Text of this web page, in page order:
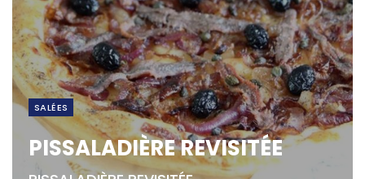
SALÉES
PISSALADIÈRE REVISITÉE